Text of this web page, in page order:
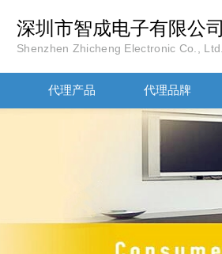
深圳市智成电子有限公司
Shenzhen Zhicheng Electronic Co., Ltd.
代理产品 代理品牌